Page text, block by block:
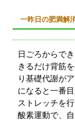
一昨日の肥満解
日ごろからで
きるだけ背筋
り基礎代謝が
になると一番
ストレッチを
酸素運動で、